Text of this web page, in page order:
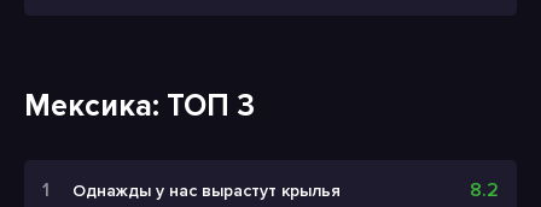
Мексика: ТОП 3
Однажды у нас вырастут крылья 8.2